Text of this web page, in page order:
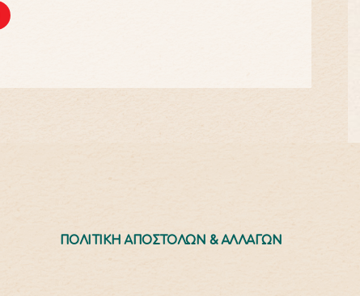
ΠΟΛΙΤΙΚΗ ΑΠΟΣΤΟΛΩΝ & ΑΛΛΑΓΩΝ